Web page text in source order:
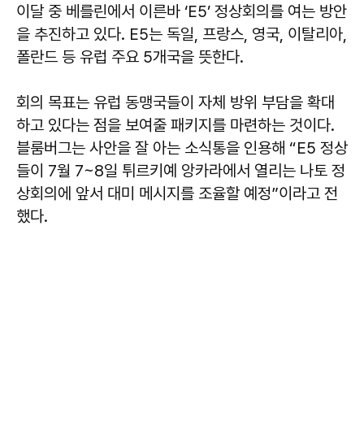
이달 중 베를린에서 이른바 ‘E5’ 정상회의를 여는 방안
을 추진하고 있다. E5는 독일, 프랑스, 영국, 이탈리아,
폴란드 등 유럽 주요 5개국을 뜻한다.
회의 목표는 유럽 동맹국들이 자체 방위 부담을 확대
하고 있다는 점을 보여줄 패키지를 마련하는 것이다.
블룸버그는 사안을 잘 아는 소식통을 인용해 “E5 정상
들이 7월 7~8일 튀르키예 앙카라에서 열리는 나토 정
상회의에 앞서 대미 메시지를 조율할 예정”이라고 전
했다.